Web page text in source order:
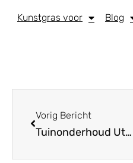
Kunstgras voor Blog
Vorig Bericht
Tuinonderhoud Utrecht